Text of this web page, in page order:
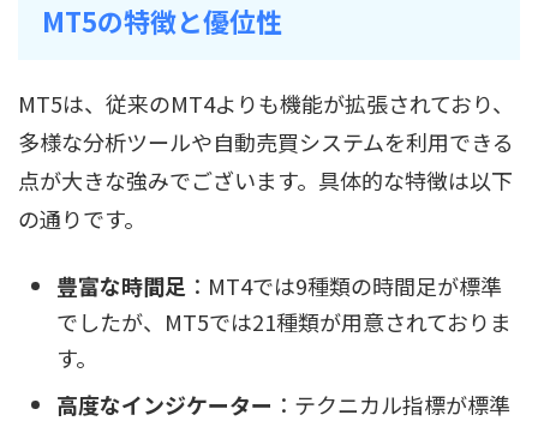
MT5の特徴と優位性
MT5は、従来のMT4よりも機能が拡張されており、
多様な分析ツールや自動売買システムを利用できる
点が大きな強みでございます。具体的な特徴は以下
の通りです。
豊富な時間足 ：MT4では9種類の時間足が標準
でしたが、MT5では21種類が用意されておりま
す。
高度なインジケーター ：テクニカル指標が標準